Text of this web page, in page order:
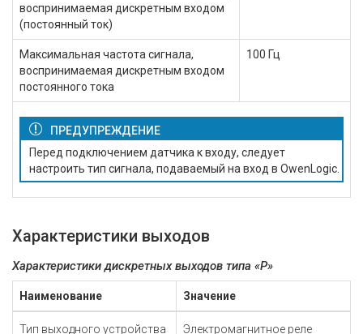
воспринимаемая дискретным входом
(постоянный ток)
Максимальная частота сигнала,
воспринимаемая дискретным входом
постоянного тока
100 Гц
ПРЕДУПРЕЖДЕНИЕ
Перед подключением датчика к входу, следует
настроить тип сигнала, подаваемый на вход в OwenLogic.
Характеристики выходов
Характеристики дискретных выходов типа «Р»
Наименование Значение
Тип выходного устройства
Электромагнитное реле